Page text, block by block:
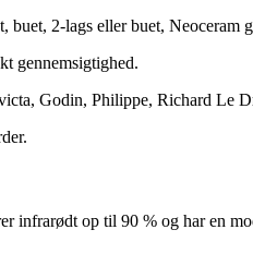
2-lags eller buet, Neoceram
gennemsigtighed.
Godin, Philippe, Richard Le
infrarødt op til 90 % og har en